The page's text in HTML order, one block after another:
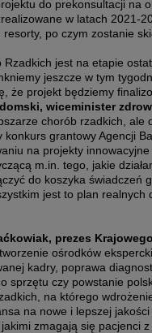
do prekonsultacji na
w latach 2021-
resorty, po czym zostanie
Rzadkich jest na etapie
jeszcze w tym
że projekt będziemy
wiceminister
chorób rzadkich, ale
konkurs grantowy Agencji
na projekty
m.in. tego, jakie
do koszyka świadczeń
jest to plan realnych
prezes
ośrodków
kadry, poprawa
sprzętu czy powstanie
na którego
na nowe i lepszej
zmagają się pacjenci